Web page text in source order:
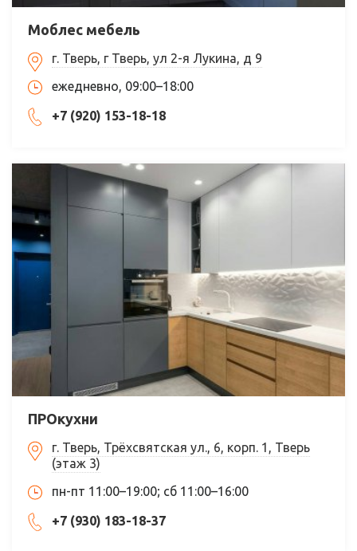
Моблес мебель
г. Тверь, г Тверь, ул 2-я Лукина, д 9
ежедневно, 09:00–18:00
+7 (920) 153-18-18
ПРОкухни
г. Тверь, Трёхсвятская ул., 6, корп. 1, Тверь
(этаж 3)
пн-пт 11:00–19:00; сб 11:00–16:00
+7 (930) 183-18-37